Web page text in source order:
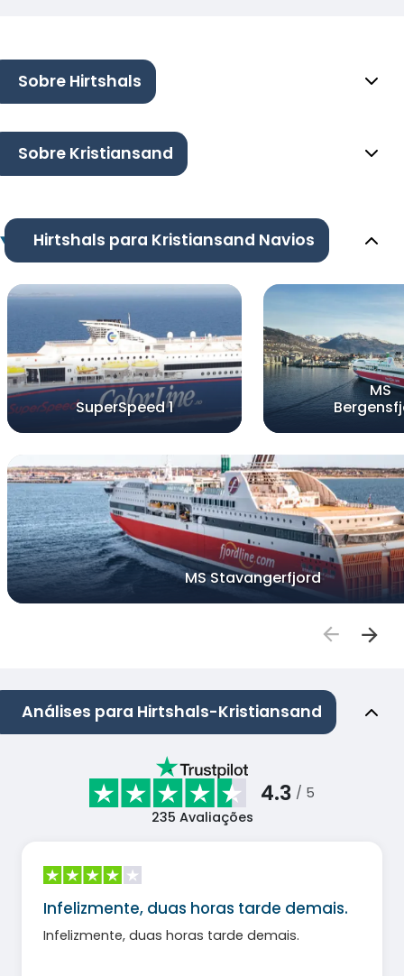
Sobre Hirtshals
Sobre Kristiansand
Hirtshals para Kristiansand Navios
SuperSpeed 1
MS
MS Stavangerfjord
Análises para Hirtshals-Kristiansand
4.3 / 5
235 Avaliações
Infelizmente, duas horas tarde demais.
Infelizmente, duas horas tarde demais.